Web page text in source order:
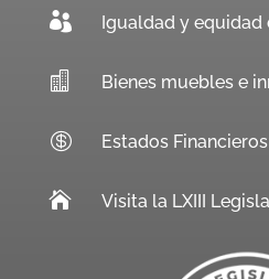
 Igualdad y equidad
 Bienes muebles e
 Estados Financieros
 Visita la LXIII